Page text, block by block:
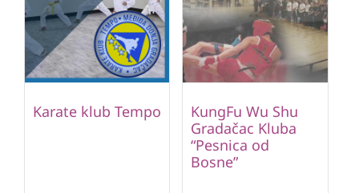
Karate klub Tempo
KungFu Wu Shu
Gradačac Kluba
“Pesnica od
Bosne”